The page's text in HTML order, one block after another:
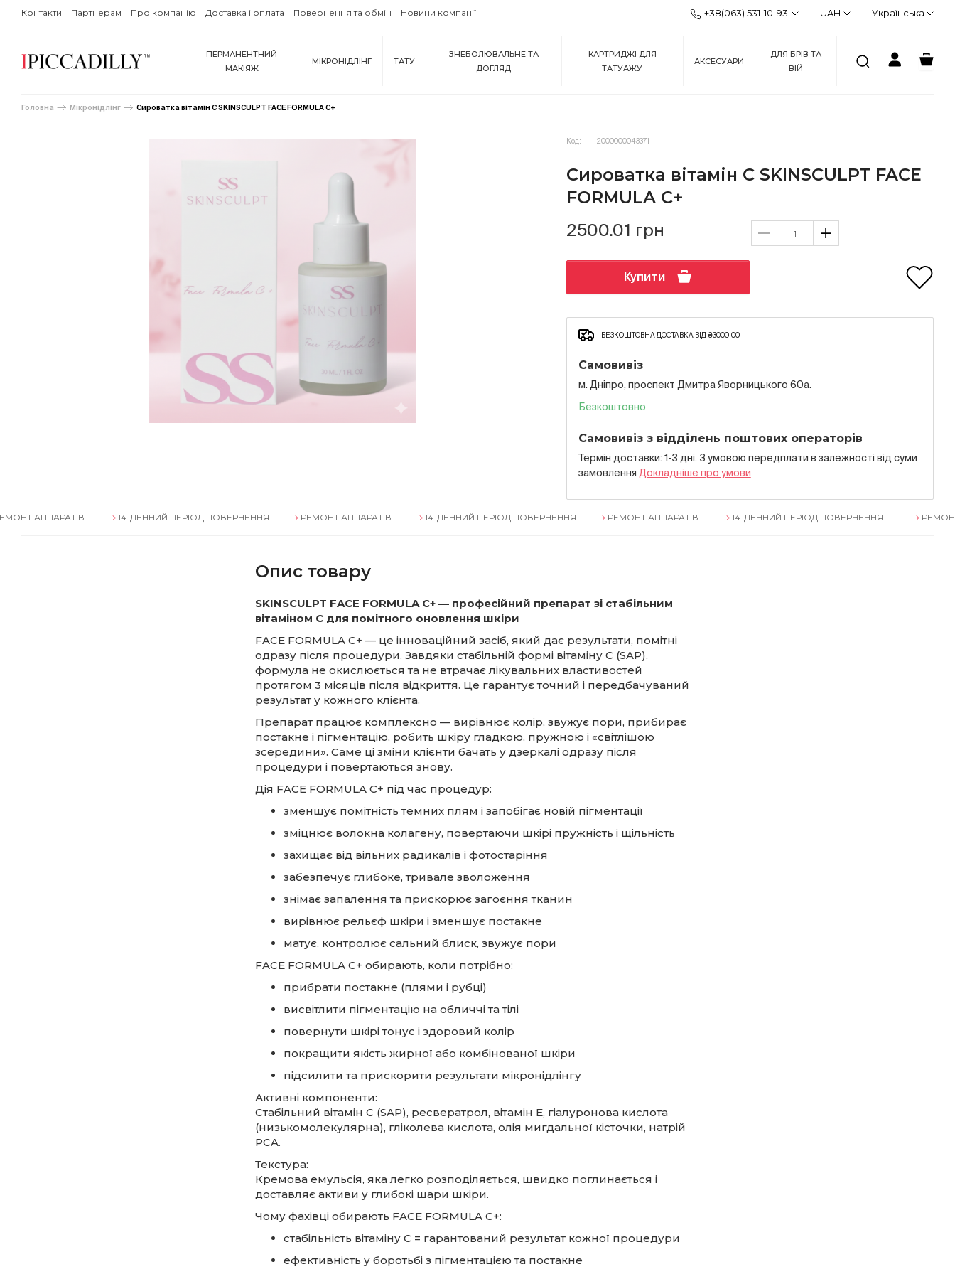
Контакти Партнерам Про компанію Доставка і оплата Повернення та обмін Новини компанії +38(063) 531-10-93 UAH Українська
ПЕРМАНЕНТНИЙ
МАКІЯЖ
МІКРОНІДЛІНГ ТАТУ
ЗНЕБОЛЮВАЛЬНЕ ТА
ДОГЛЯД
КАРТРИДЖІ ДЛЯ
ТАТУАЖУ
АКСЕСУАРИ
ДЛЯ БРІВ ТА
ВІЙ
Головна Мікронідлінг Сироватка вітамін C SKINSCULPT FACE FORMULA C+
Код: 2000000043371
Сироватка вітамін C SKINSCULPT FACE
FORMULA C+
2500.01 грн
Купити
БЕЗКОШТОВНА ДОСТАВКА ВІД ₴3000,00
Самовивіз
м. Дніпро, проспект Дмитра Яворницького 60а.
Безкоштовно
Самовивіз з відділень поштових операторів
Термін доставки: 1-3 дні. З умовою передплати в залежностi вiд суми
замовлення Докладнiше про умови
14-ДЕННИЙ ПЕРІОД ПОВЕРНЕННЯ РЕМОНТ АППАРАТІВ 14-ДЕННИЙ ПЕРІОД ПОВЕРНЕННЯ РЕМОНТ АППАРАТІВ 14-ДЕННИЙ ПЕРІОД ПОВЕРНЕННЯ РЕМОНТ
Опис товару
SKINSCULPT FACE FORMULA C+ — професійний препарат зі стабільним
вітаміном С для помітного оновлення шкіри
FACE FORMULA C+ — це інноваційний засіб, який дає результати, помітні
одразу після процедури. Завдяки стабільній формі вітаміну С (SAP),
формула не окислюється та не втрачає лікувальних властивостей
протягом 3 місяців після відкриття. Це гарантує точний і передбачуваний
результат у кожного клієнта.
Препарат працює комплексно — вирівнює колір, звужує пори, прибирає
постакне і пігментацію, робить шкіру гладкою, пружною і «світлішою
зсередини». Саме ці зміни клієнти бачать у дзеркалі одразу після
процедури і повертаються знову.
Дія FACE FORMULA C+ під час процедур:
зменшує помітність темних плям і запобігає новій пігментації
зміцнює волокна колагену, повертаючи шкірі пружність і щільність
захищає від вільних радикалів і фотостаріння
забезпечує глибоке, тривале зволоження
знімає запалення та прискорює загоєння тканин
вирівнює рельєф шкіри і зменшує постакне
матує, контролює сальний блиск, звужує пори
FACE FORMULA C+ обирають, коли потрібно:
прибрати постакне (плями і рубці)
висвітлити пігментацію на обличчі та тілі
повернути шкірі тонус і здоровий колір
покращити якість жирної або комбінованої шкіри
підсилити та прискорити результати мікронідлінгу
Активні компоненти:
Стабільний вітамін С (SAP), ресвератрол, вітамін Е, гіалуронова кислота
(низькомолекулярна), гліколева кислота, олія мигдальної кісточки, натрій
PCA.
Текстура:
Кремова емульсія, яка легко розподіляється, швидко поглинається і
доставляє активи у глибокі шари шкіри.
Чому фахівці обирають FACE FORMULA C+:
стабільність вітаміну С = гарантований результат кожної процедури
ефективність у боротьбі з пігментацією та постакне